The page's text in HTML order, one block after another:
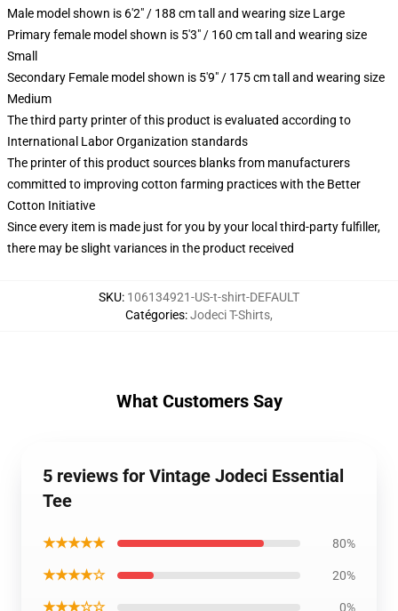
Male model shown is 6'2" / 188 cm tall and wearing size Large
Primary female model shown is 5'3" / 160 cm tall and wearing size
Small
Secondary Female model shown is 5'9" / 175 cm tall and wearing size
Medium
The third party printer of this product is evaluated according to
International Labor Organization standards
The printer of this product sources blanks from manufacturers
committed to improving cotton farming practices with the Better
Cotton Initiative
Since every item is made just for you by your local third-party fulfiller,
there may be slight variances in the product received
SKU: 106134921-US-t-shirt-DEFAULT
Catégories:Jodeci T-Shirts,
What Customers Say
5 reviews for Vintage Jodeci Essential
Tee
★★★★★ 80%
★★★★☆ 20%
★★★☆☆ 0%